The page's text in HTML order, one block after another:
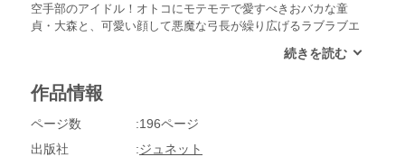
空手部のアイドル！オトコにモテモテで愛すべきおバカな童
貞・大森と、可愛い顔して悪魔な弓長が繰り広げるラブラブエ
恋人を頼んだが、いつのまにやら本当の恋人に！完全受けキャ
だった!!ラブラブな二人だけど大森には壮大な野望が!!悶々と
作品情報
ページ数
196ページ
出版社
ジュネット